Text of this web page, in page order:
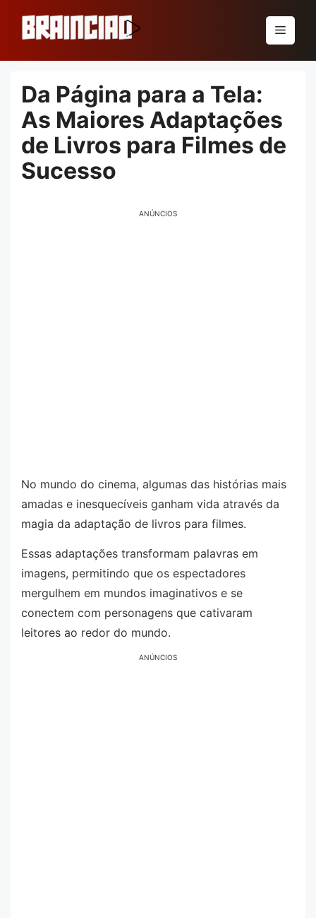
conteúdo
Menu
Da Página para a Tela:
As Maiores Adaptações
de Livros para Filmes de
Sucesso
ANÚNCIOS
No mundo do cinema, algumas das histórias mais
amadas e inesquecíveis ganham vida através da
magia da adaptação de livros para filmes.
Essas adaptações transformam palavras em
imagens, permitindo que os espectadores
mergulhem em mundos imaginativos e se
conectem com personagens que cativaram
leitores ao redor do mundo.
ANÚNCIOS